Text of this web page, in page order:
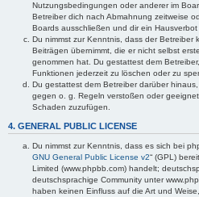
Nutzungsbedingungen oder anderer im
Betreiber dich nach Abmahnung zeitweise
Boards ausschließen und dir ein Hausverbot
Du nimmst zur Kenntnis, dass der Betreiber
Beiträgen übernimmt, die er nicht selbst
genommen hat. Du gestattest dem
Funktionen jederzeit zu löschen oder zu
Du gestattest dem Betreiber darüber
gegen o. g. Regeln verstoßen oder
Schaden zuzufügen.
4. GENERAL PUBLIC LICENSE
Du nimmst zur Kenntnis, dass es sich bei
GNU General Public License v2“ (GPL)
Limited (www.phpbb.com) handelt;
deutschsprachige Community unter
haben keinen Einfluss auf die Art und